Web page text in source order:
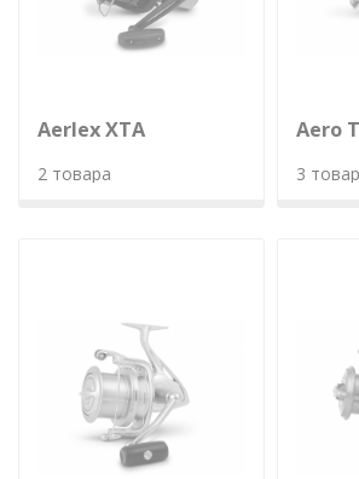
Aerlex XTA
2 товара
Aero
3